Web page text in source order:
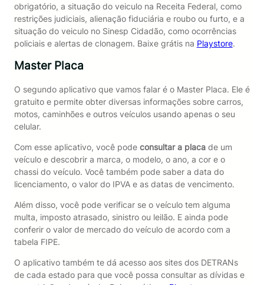
obrigatório, a situação do veiculo na Receita Federal, como
restrições judiciais, alienação fiduciária e roubo ou furto, e a
situação do veiculo no Sinesp Cidadão, como ocorrências
policiais e alertas de clonagem. Baixe grátis na Playstore.
Master Placa
O segundo aplicativo que vamos falar é o Master Placa. Ele é
gratuito e permite obter diversas informações sobre carros,
motos, caminhões e outros veículos usando apenas o seu
celular.
Com esse aplicativo, você pode consultar a placade um
veículo e descobrir a marca, o modelo, o ano, a cor e o
chassi do veículo. Você também pode saber a data do
licenciamento, o valor do IPVA e as datas de vencimento.
Além disso, você pode verificar se o veículo tem alguma
multa, imposto atrasado, sinistro ou leilão. E ainda pode
conferir o valor de mercado do veículo de acordo com a
tabela FIPE.
O aplicativo também te dá acesso aos sites dos DETRANs
de cada estado para que você possa consultar as dívidas e